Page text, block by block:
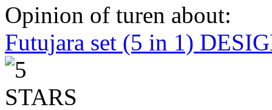
Opinion of turen about:
Futujara set (5 in 1)